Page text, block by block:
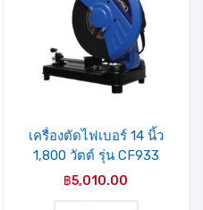
รายการ
สินค้าที่
เครื่องตัดไฟเบอร์ 14 นิ้ว
1,800 วัตต์ รุ่น CF933
(04-009-001) MIXPRO
฿5,010.00